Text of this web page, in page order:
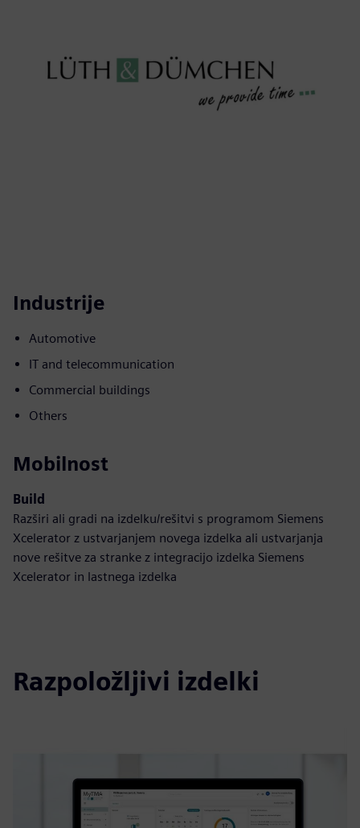
Industrije
Automotive
IT and telecommunication
Commercial buildings
Others
Mobilnost
Build
Razširi ali gradi na izdelku/rešitvi s programom Siemens
Xcelerator z ustvarjanjem novega izdelka ali ustvarjanja
nove rešitve za stranke z integracijo izdelka Siemens
Xcelerator in lastnega izdelka
Razpoložljivi izdelki